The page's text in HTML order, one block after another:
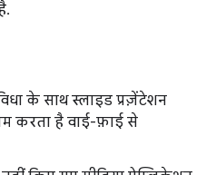
के साथ स्लाइड प्रज़ेंटेशन
करता है वाई-फ़ाई से